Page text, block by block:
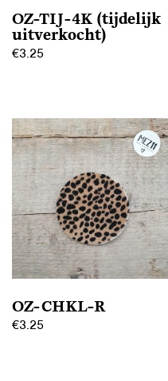
OZ-TIJ-4K (tijdelijk
uitverkocht)
€3.25
OZ-CHKL-R
€3.25